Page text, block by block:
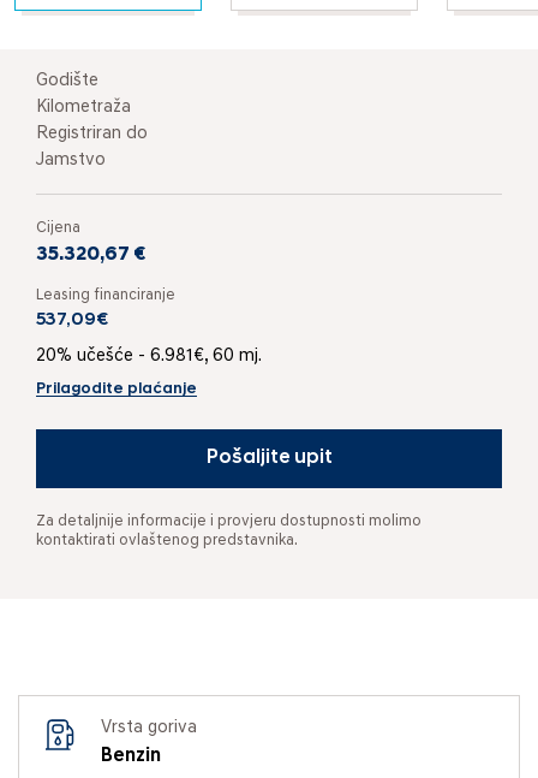
Godište
Kilometraža
Registriran do
Jamstvo
Cijena
35.320,67 €
Leasing financiranje
537,09€
20% učešće - 6.981€, 60 mj.
Prilagodite plaćanje
Pošaljite upit
Za detaljnije informacije i provjeru dostupnosti molimo
kontaktirati ovlaštenog predstavnika.
Vrsta goriva
Benzin